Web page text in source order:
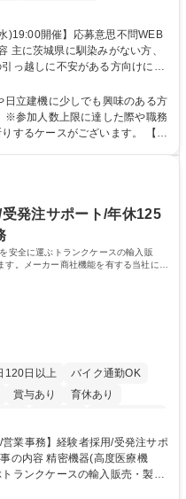
っ越しに不安がある方向けに、
します。地域情報、福利厚生情
地域に住んでどのような生活を
立建機には借上げ部屋制度、住
にエントリーください。 募集
セミナー/総合職★8/26応募
立建機に少しでも興味のある方
するケースがございます。 【主
受発注サポート/年休125
安全に運ぶトランクケースの輸入販
す。メーカー商社機能を有する当社に
120日以上
バイク通勤OK
賞与あり
育休あり
ランクケースの輸入販売・製造
。メーカー商社機能を有する当